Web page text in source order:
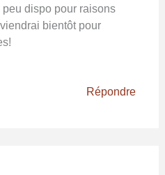
dispo pour raisons
bientôt pour
Répondre